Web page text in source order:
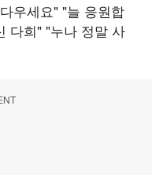
우세요" "늘 응원합
다희" "누나 정말 사